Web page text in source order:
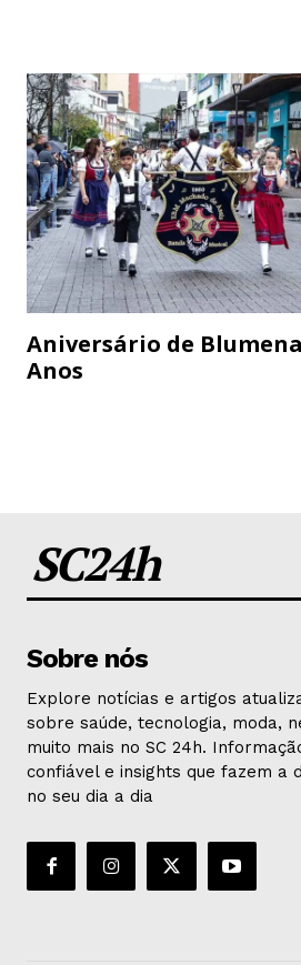
Aniversário de
Anos
SC24h
Sobre nós
Explore notícias e artigos
sobre saúde, tecnologia, moda,
muito mais no SC 24h.
confiável e insights que fazem a
no seu dia a dia